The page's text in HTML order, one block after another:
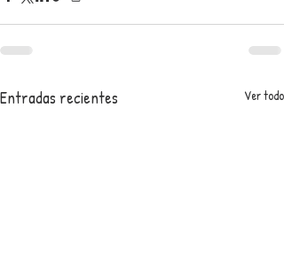
Entradas recientes Ver todo